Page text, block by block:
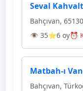
Seval
Bahçıvan,
👁 35⭐6 oy⏰
Matbah-ı
Bahçıvan,